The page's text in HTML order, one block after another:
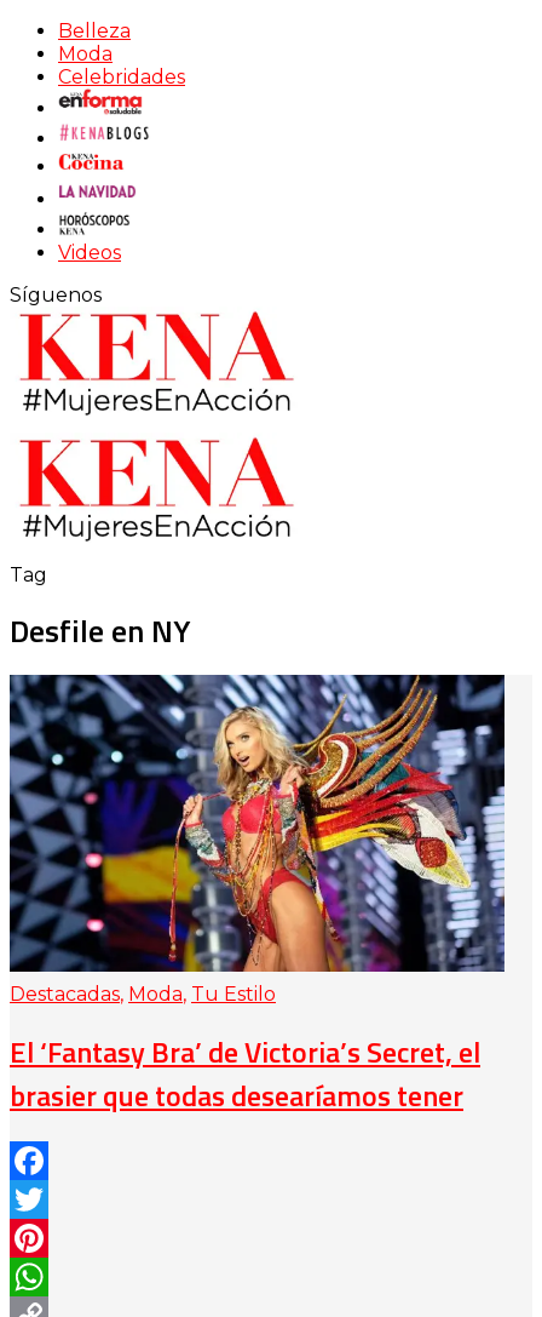
Belleza
Moda
Celebridades
Videos
Síguenos
Tag
Desfile en NY
Destacadas, Moda, Tu Estilo
El ‘Fantasy Bra’ de Victoria’s Secret, el
brasier que todas desearíamos tener
Facebook
Twitter
Pinterest